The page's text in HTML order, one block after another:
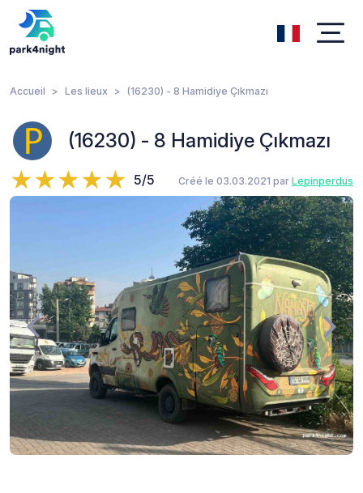
Accueil Les lieux (16230) - 8 Hamidiye Çıkmazı
(16230) - 8 Hamidiye Çıkmazı
5/5 Créé le 03.03.2021 par Lepinperdus